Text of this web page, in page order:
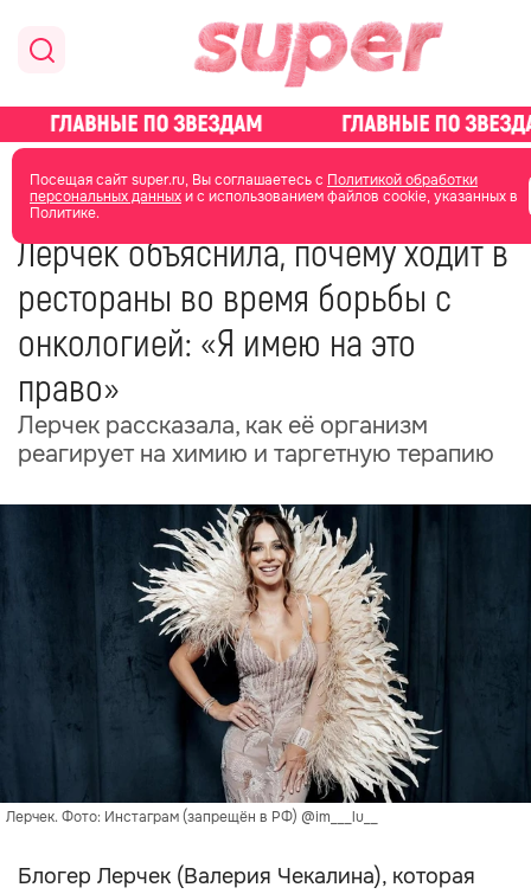
Посещая сайт super.ru, Вы соглашаетесь с Политикой обработки
персональных данныхи с использованием файлов cookie, указанных в
Политике.
главная новости о звездах новости
28 июня
Лерчек объяснила, почему ходит в
рестораны во время борьбы с
онкологией: «Я имею на это
право»
Лерчек рассказала, как её организм
реагирует на химию и таргетную терапию
Лерчек. Фото: Инстаграм (запрещён в РФ) @im___lu__
Блогер Лерчек (Валерия Чекалина), которая